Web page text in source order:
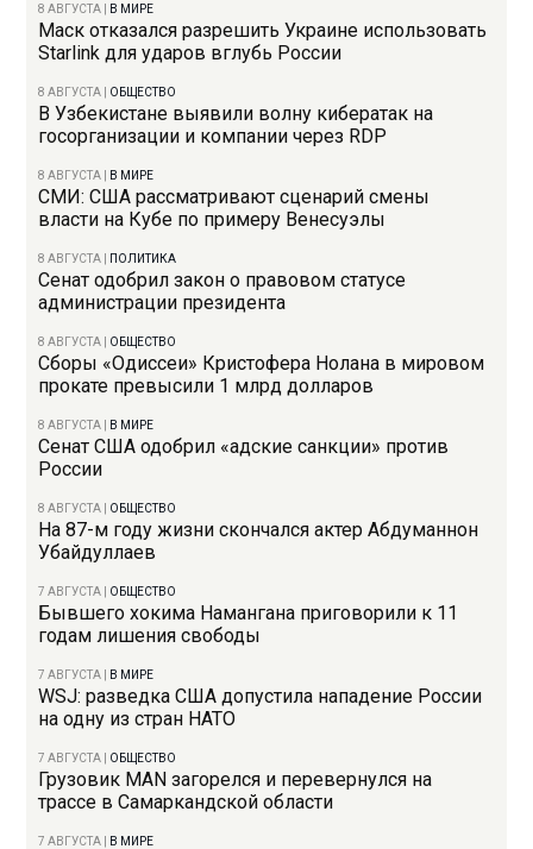
8 АВГУСТА В МИРЕ
Маск отказался разрешить Украине использовать
Starlink для ударов вглубь России
8 АВГУСТА ОБЩЕСТВО
В Узбекистане выявили волну кибератак на
госорганизации и компании через RDP
8 АВГУСТА В МИРЕ
СМИ: США рассматривают сценарий смены
власти на Кубе по примеру Венесуэлы
8 АВГУСТА ПОЛИТИКА
Сенат одобрил закон о правовом статусе
администрации президента
8 АВГУСТА ОБЩЕСТВО
Сборы «Одиссеи» Кристофера Нолана в мировом
прокате превысили 1 млрд долларов
8 АВГУСТА В МИРЕ
Сенат США одобрил «адские санкции» против
России
8 АВГУСТА ОБЩЕСТВО
На 87-м году жизни скончался актер Абдуманнон
Убайдуллаев
7 АВГУСТА ОБЩЕСТВО
Бывшего хокима Намангана приговорили к 11
годам лишения свободы
7 АВГУСТА В МИРЕ
WSJ: разведка США допустила нападение России
на одну из стран НАТО
7 АВГУСТА ОБЩЕСТВО
Грузовик MAN загорелся и перевернулся на
трассе в Самаркандской области
7 АВГУСТА В МИРЕ